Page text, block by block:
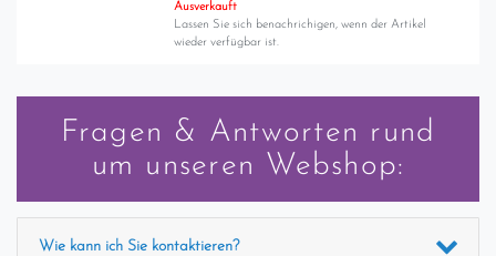
Ausverkauft
Lassen Sie sich benachrichigen, wenn der Artikel
wieder verfügbar ist.
Fragen & Antworten rund
um unseren Webshop:
Wie kann ich Sie kontaktieren?